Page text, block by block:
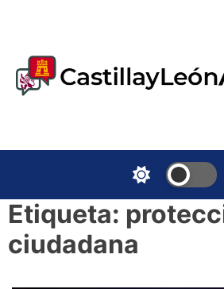
content
Etiqueta:
ciudadana